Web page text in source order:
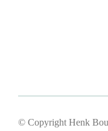
© Copyright Henk